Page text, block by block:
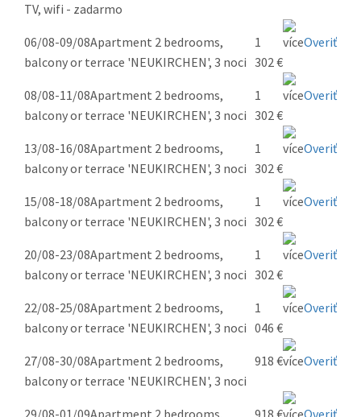
TV, wifi - zadarmo
06/08-09/08Apartment 2 bedrooms,
balcony or terrace 'NEUKIRCHEN', 3 noci
1
302 €
Overiť
08/08-11/08Apartment 2 bedrooms,
balcony or terrace 'NEUKIRCHEN', 3 noci
1
302 €
Overiť
13/08-16/08Apartment 2 bedrooms,
balcony or terrace 'NEUKIRCHEN', 3 noci
1
302 €
Overiť
15/08-18/08Apartment 2 bedrooms,
balcony or terrace 'NEUKIRCHEN', 3 noci
1
302 €
Overiť
20/08-23/08Apartment 2 bedrooms,
balcony or terrace 'NEUKIRCHEN', 3 noci
1
302 €
Overiť
22/08-25/08Apartment 2 bedrooms,
balcony or terrace 'NEUKIRCHEN', 3 noci
1
046 €
Overiť
27/08-30/08Apartment 2 bedrooms,
balcony or terrace 'NEUKIRCHEN', 3 noci
918 € Overiť